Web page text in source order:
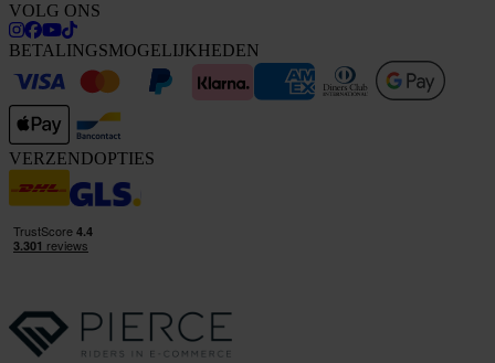
VOLG ONS
BETALINGSMOGELIJKHEDEN
VERZENDOPTIES